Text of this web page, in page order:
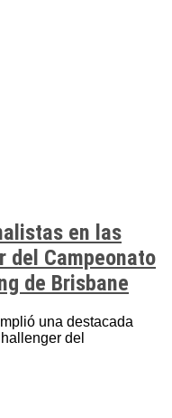
en las
del Campeonato
de Brisbane
una destacada
del